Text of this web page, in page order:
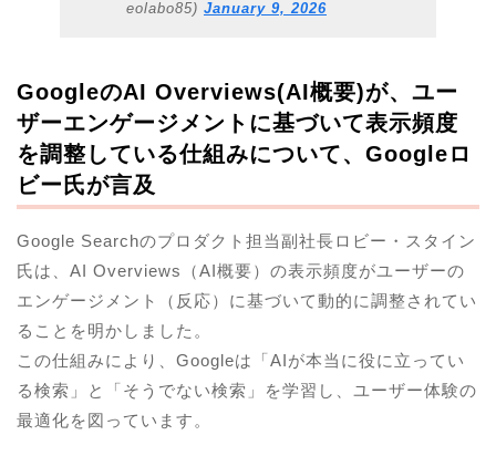
eolabo85) January 9, 2026
GoogleのAI Overviews(AI概要)が、ユー
ザーエンゲージメントに基づいて表示頻度
を調整している仕組みについて、Googleロ
ビー氏が言及
Google Searchのプロダクト担当副社長ロビー・スタイン
氏は、 AI Overviews（AI概要）の表示頻度がユーザーの
エンゲージメント（反応）に基づいて動的に調整されてい
ることを明かしました。
この仕組みにより、Googleは「AIが本当に役に立ってい
る検索」と「そうでない検索」を学習し、ユーザー体験の
最適化を図っています。